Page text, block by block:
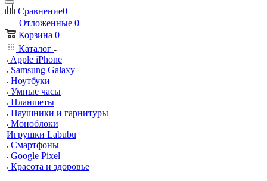
Сравнение0
Отложенные 0
Корзина 0
Каталог
Apple iPhone
Samsung Galaxy
Ноутбуки
Умные часы
Планшеты
Наушники и гарнитуры
Моноблоки
Игрушки Labubu
Смартфоны
Google Pixel
Красота и здоровье